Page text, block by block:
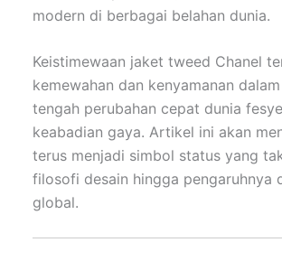
modern di berbagai belahan dunia.
Keistimewaan jaket tweed Chanel
kemewahan dan kenyamanan
tengah perubahan cepat dunia
keabadian gaya. Artikel ini akan
terus menjadi simbol status yang
filosofi desain hingga pengaruhnya
global.